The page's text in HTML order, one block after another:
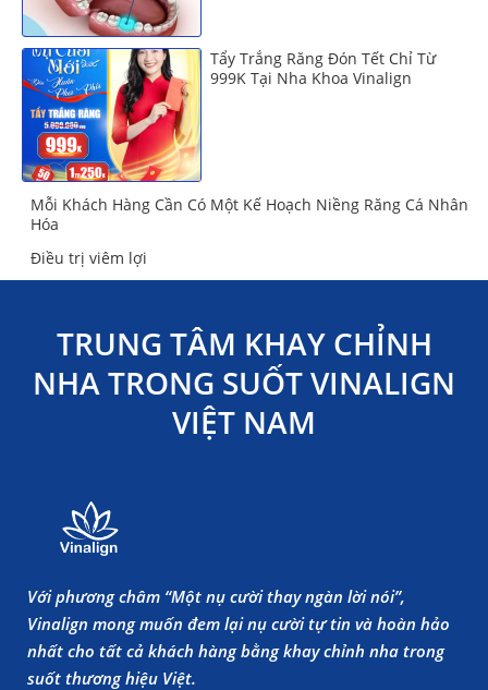
Tẩy Trắng Răng Đón Tết Chỉ Từ
999K Tại Nha Khoa Vinalign
Mỗi Khách Hàng Cần Có Một Kế Hoạch Niềng Răng Cá Nhân
Hóa
Điều trị viêm lợi
TRUNG TÂM KHAY CHỈNH
NHA TRONG SUỐT VINALIGN
VIỆT NAM
Với phương châm “Một nụ cười thay ngàn lời nói”,
Vinalign mong muốn đem lại nụ cười tự tin và hoàn hảo
nhất cho tất cả khách hàng bằng khay chỉnh nha trong
suốt thương hiệu Việt.